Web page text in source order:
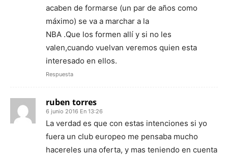
acaben de formarse (un par de años como
máximo) se va a marchar a la
NBA .Que los formen allí y si no les
valen,cuando vuelvan veremos quien esta
interesado en ellos.
Respuesta
ruben torres
6 junio 2016 En 13:26
La verdad es que con estas intenciones si yo
fuera un club europeo me pensaba mucho
hacereles una oferta, y mas teniendo en cuenta